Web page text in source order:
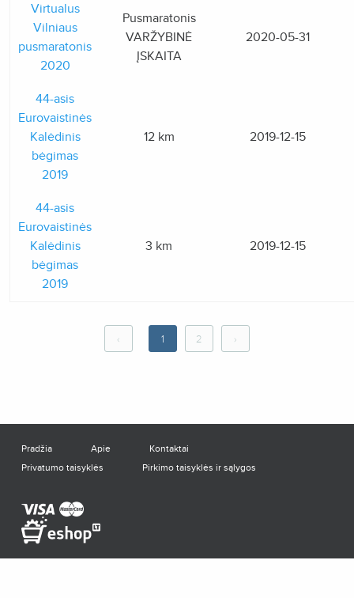
Virtualus
Vilniaus
pusmaratonis
2020
Pusmaratonis
VARŽYBINĖ
ĮSKAITA
2020-05-31
44-asis
Eurovaistinės
Kalėdinis
bėgimas
2019
12 km 2019-12-15
44-asis
Eurovaistinės
Kalėdinis
bėgimas
2019
3 km 2019-12-15
‹ 1 2 ›
Pradžia Apie
Kontaktai
Privatumo taisyklės
Pirkimo taisyklės ir sąlygos